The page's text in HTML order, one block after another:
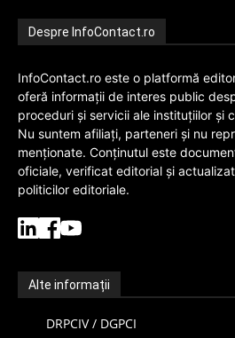
Despre InfoContact.ro
InfoContact.ro este o platformă
oferă informații de interes public
proceduri și servicii ale instituțiilor și
Nu suntem afiliați, parteneri și nu
menționate. Conținutul este
oficiale, verificat editorial și
politicilor editoriale.
Alte informații
DRPCIV / DGPCI